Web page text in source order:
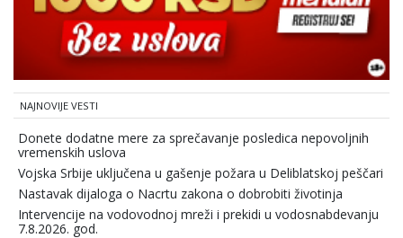
NAJNOVIJE VESTI
Donete dodatne mere za sprečavanje posledica nepovoljnih
vremenskih uslova
Vojska Srbije uključena u gašenje požara u Deliblatskoj peščari
Nastavak dijaloga o Nacrtu zakona o dobrobiti životinja
Intervencije na vodovodnoj mreži i prekidi u vodosnabdevanju
7.8.2026. god.